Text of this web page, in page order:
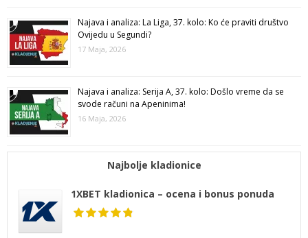
Najava i analiza: La Liga, 37. kolo: Ko će praviti društvo
Ovijedu u Segundi?
17 Maja, 2026
Najava i analiza: Serija A, 37. kolo: Došlo vreme da se
svode računi na Apeninima!
16 Maja, 2026
Najbolje kladionice
1XBET kladionica – ocena i bonus ponuda